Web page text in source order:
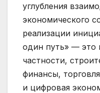
углубления
экономического
реализации
один путь» — это
частности,
финансы,
и цифровая